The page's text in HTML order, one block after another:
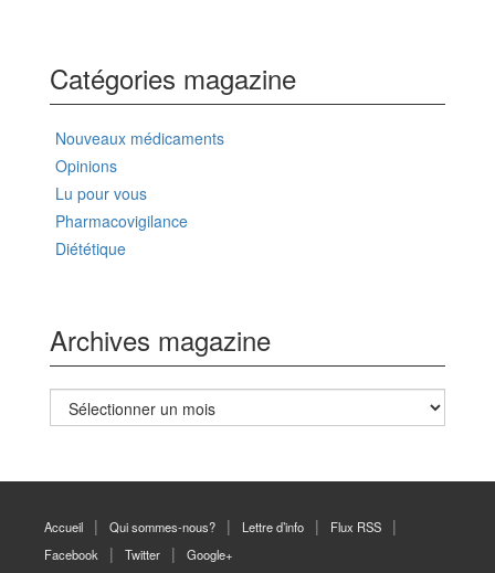
Catégories magazine
Nouveaux médicaments
Opinions
Lu pour vous
Pharmacovigilance
Diététique
Archives magazine
Archives
magazine
Accueil Qui sommes-nous? Lettre d’info
Flux RSS
Facebook
Twitter Google+